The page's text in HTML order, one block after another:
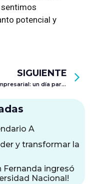
potencial y
SIGUIENTE
Feria empresarial: un día para impulsar sueños y fortalecer lazos
A
y transformar la
Fernanda ingresó
Nacional!